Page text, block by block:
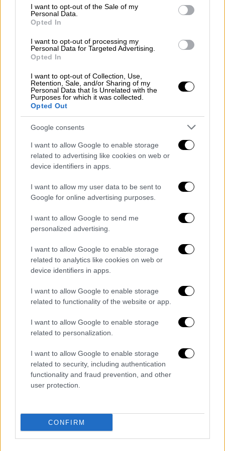
consent section.
I want to opt-out of the Sale of my
Personal Data.
Opted In
I want to opt-out of processing my
Personal Data for Targeted Advertising.
Opted In
I want to opt-out of Collection, Use,
Retention, Sale, and/or Sharing of my
Personal Data that Is Unrelated with the
Purposes for which it was collected.
Opted Out
Google consents
I want to allow Google to enable storage
related to advertising like cookies on web or
device identifiers in apps.
I want to allow my user data to be sent to
Google for online advertising purposes.
I want to allow Google to send me
personalized advertising.
I want to allow Google to enable storage
related to analytics like cookies on web or
device identifiers in apps.
I want to allow Google to enable storage
related to functionality of the website or app.
I want to allow Google to enable storage
related to personalization.
I want to allow Google to enable storage
related to security, including authentication
functionality and fraud prevention, and other
user protection.
CONFIRM
ΜακΓκάρκ.
παραμείνουν κλειστάεκτός και αν η
Ουάσιγκτον
δισεκατομμύρια δολάριαδεσμευμένων
ιρανικών περιουσιακών στοιχείων. «Πρέπει
να τα απελευθερώσετε», είπε. «Αν ο Τραμπ
πάρει σοβαρά τις διαπραγματεύσεις… αυτά
τα 24 δισεκατομμύρια
. Είναι ένα τεστ που η Αμερική
πρέπει να περάσει». Ηφόρμουλά του είναι
: δώστε μας τα χρήματα ή δεν θα πάρετε
κατέχουμε. Το ποσό που ζητά ο Ρεζαΐ
περιλαμβάνει τα 6 δισεκατομμύρια της
συμφωνίας ομήρων του 2023. Αυτό είναι
αποκαλυπτικό. Για το Ιράν, οι σημερινές
συνομιλίες μοιάζουν με
άλλη μια
διαπραγμάτευση ομήρων- μόνο που
αυτή τη
φορά όμηρος είναι η παγκόσμια οικονομία
και η αρχική απαίτηση είναι τετραπλάσια.
Ιράν, Τεχεράνη (AP Photo/Vahid Salemi)